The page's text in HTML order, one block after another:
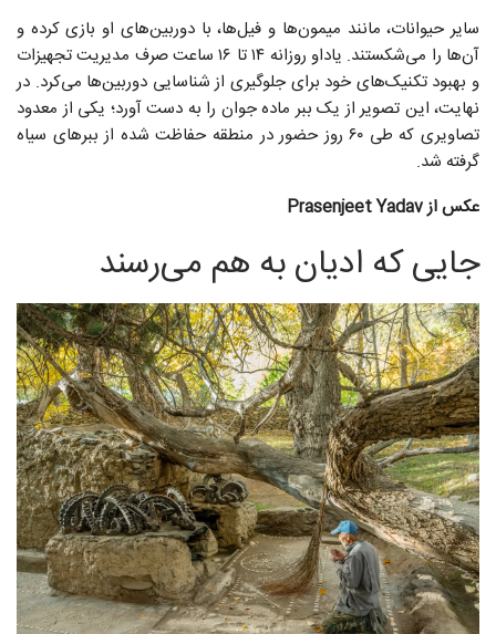
سایر حیوانات، مانند میمون‌ها و فیل‌ها، با دوربین‌های او بازی کرده و
آن‌ها را می‌شکستند. یاداو روزانه ۱۴ تا ۱۶ ساعت صرف مدیریت تجهیزات
و بهبود تکنیک‌های خود برای جلوگیری از شناسایی دوربین‌ها می‌کرد. در
نهایت، این تصویر از یک ببر ماده جوان را به دست آورد؛ یکی از معدود
تصاویری که طی ۶۰ روز حضور در منطقه حفاظت شده از ببرهای سیاه
گرفته شد.
عکس از Prasenjeet Yadav
جایی که ادیان به هم می‌رسند